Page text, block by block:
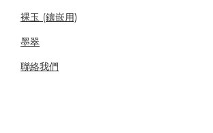
裸玉 (鑲嵌用)
墨翠
聯絡我們